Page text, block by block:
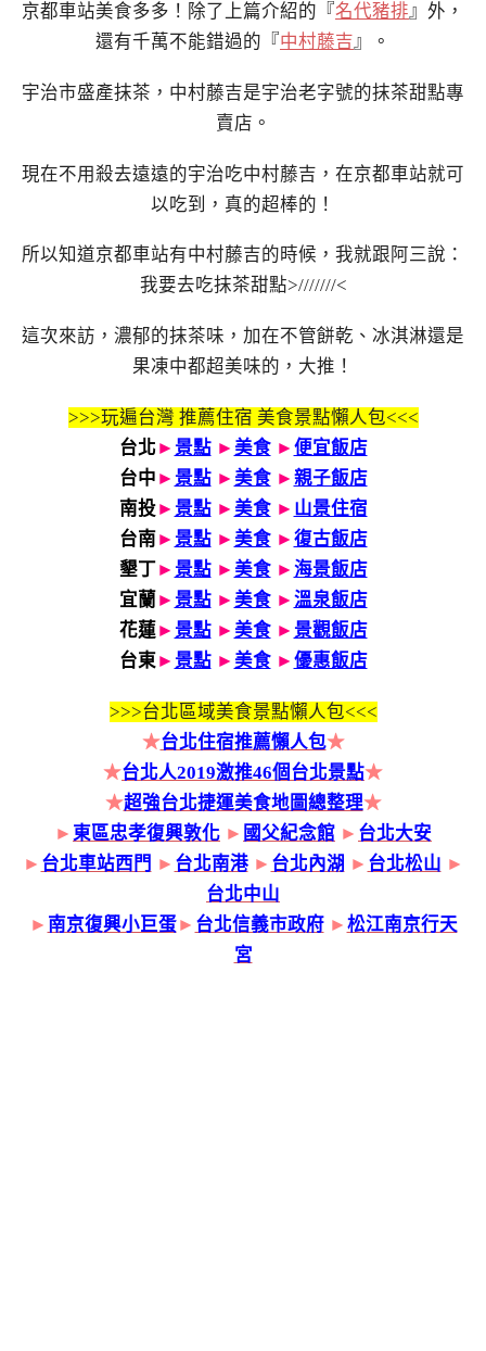
京都車站美食多多！除了上篇介紹的『 名代豬排』外，
還有千萬不能錯過的『 中村藤吉』。
宇治市盛產抹茶，中村藤吉是宇治老字號的抹茶甜點專
賣店。
現在不用殺去遠遠的宇治吃中村藤吉，在京都車站就可
以吃到，真的超棒的！
所以知道京都車站有中村藤吉的時候，我就跟阿三說：
我要去吃抹茶甜點>///////<
這次來訪，濃郁的抹茶味，加在不管餅乾、冰淇淋還是
果凍中都超美味的，大推！
>>>玩遍台灣 推薦住宿 美食景點懶人包<<<
台北 ► 景點 ► 美食► 便宜飯店
台中 ► 景點 ► 美食► 親子飯店
南投► 景點 ► 美食► 山景住宿
台南► 景點 ► 美食► 復古飯店
墾丁► 景點 ► 美食► 海景飯店
宜蘭 ► 景點 ► 美食► 溫泉飯店
花蓮► 景點 ► 美食► 景觀飯店
台東► 景點 ► 美食► 優惠飯店
>>>台北區域美食景點懶人包<<<
★台北住宿推薦懶人包★
★台北人2019激推46個台北景點★
★超強台北捷運美食地圖總整理★
► 東區忠孝復興敦化 ► 國父紀念館 ► 台北大安
► 台北車站西門 ► 台北南港 ► 台北內湖 ► 台北松山 ►
台北中山
► 南京復興小巨蛋► 台北信義市政府► 松江南京行天
宮